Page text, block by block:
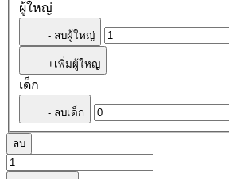
ผู้ใหญ่
- ลบผู้ใหญ่
+เพิ่มผู้ใหญ่
เด็ก
- ลบเด็ก
ลบ